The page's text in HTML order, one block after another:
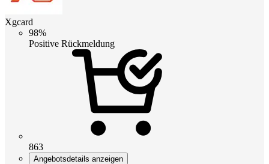
Xgcard
98%
Positive Rückmeldung
863
Angebotsdetails anzeigen